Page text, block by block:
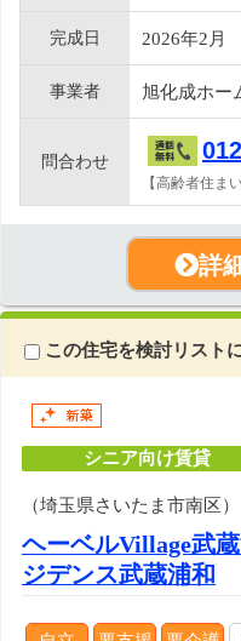
完成日 2026年2月
事業者 旭化成ホー
問合わせ
【高齢者住ま
詳
この住宅を検討リスト
シニア向け賃貸
（埼玉県さいたま市南区）
ヘーベルVillage武
ジデンス武蔵浦和